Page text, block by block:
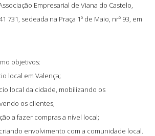
Empresarial de Viana do Castelo,
731, sedeada na Praça 1º de Maio, nrº 93, em
objetivos:
local em Valença;
local da cidade, mobilizando os
os clientes,
a fazer compras a nível local;
envolvimento com a comunidade local.